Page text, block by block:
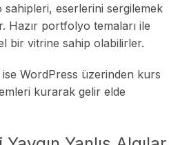
eserlerini sergilemek
Hazır portfolyo temaları ile
bir vitrine sahip olabilirler.
WordPress üzerinden kurs
kurarak gelir elde